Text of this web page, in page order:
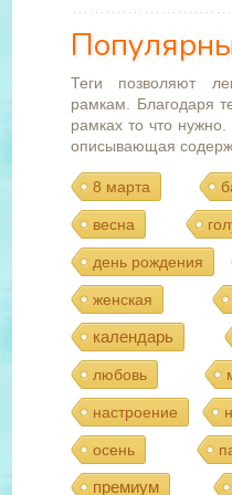
Теги позволяют
рамкам. Благодаря
рамках то что нужно.
описывающая
8 марта
весна
день рождения
женская
календарь
любовь
настроение
осень
премиум